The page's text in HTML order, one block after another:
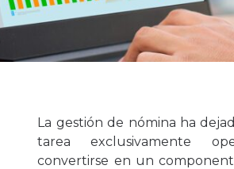
La gestión de nómina ha
tarea exclusivamente
convertirse en un